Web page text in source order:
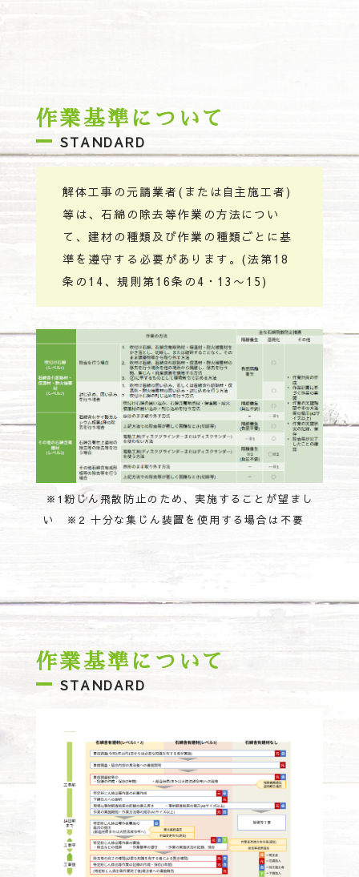
STANDARD
作業基準について
解体工事の元請業者(または自主施工者)
等は、石綿の除去等作業の方法につい
て、建材の種類及び作業の種類ごとに基
準を遵守する必要があります。(法第18
条の14、規則第16条の4・13〜15)
※1粉じん飛散防止のため、実施することが望まし
い ※2 十分な集じん装置を使用する場合は不要
STANDARD
作業基準について